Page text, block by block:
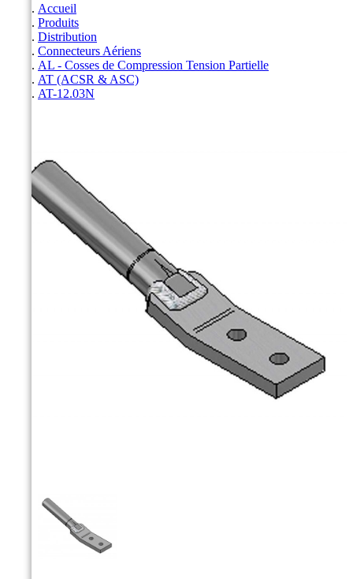
Accueil
Produits
Distribution
Connecteurs Aériens
AL - Cosses de Compression Tension Partielle
AT (ACSR & ASC)
AT-12.03N